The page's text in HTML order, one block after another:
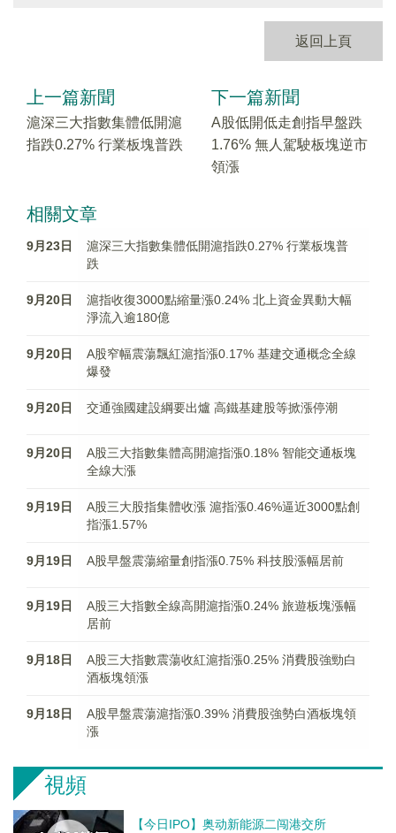
返回上頁
上一篇新聞
滬深三大指數集體低開滬
指跌0.27% 行業板塊普跌
下一篇新聞
A股低開低走創指早盤跌
1.76% 無人駕駛板塊逆市
領漲
相關文章
9月23日
滬深三大指數集體低開滬指跌0.27% 行業板塊普
跌
9月20日
滬指收復3000點縮量漲0.24% 北上資金異動大幅
淨流入逾180億
9月20日
A股窄幅震蕩飄紅滬指漲0.17% 基建交通概念全線
爆發
9月20日 交通強國建設綱要出爐 高鐵基建股等掀漲停潮
9月20日
A股三大指數集體高開滬指漲0.18% 智能交通板塊
全線大漲
9月19日
A股三大股指集體收漲 滬指漲0.46%逼近3000點創
指漲1.57%
9月19日 A股早盤震蕩縮量創指漲0.75% 科技股漲幅居前
9月19日
A股三大指數全線高開滬指漲0.24% 旅遊板塊漲幅
居前
9月18日
A股三大指數震蕩收紅滬指漲0.25% 消費股強勁白
酒板塊領漲
9月18日
A股早盤震蕩滬指漲0.39% 消費股強勢白酒板塊領
漲
視頻
【今日IPO】奥动新能源二闯港交所